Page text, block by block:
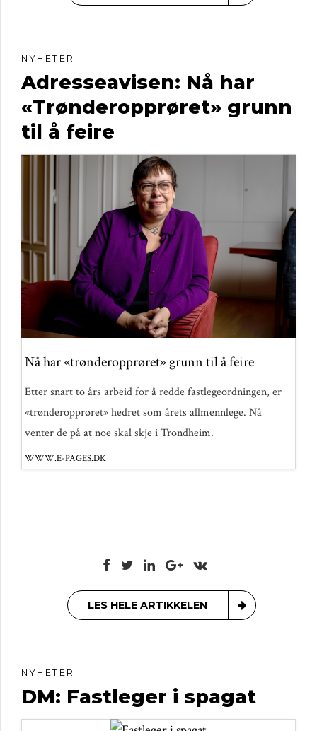
NYHETER
Adresseavisen: Nå har
«Trønderopprøret» grunn
til å feire
Nå har «trønderopprøret» grunn til å feire
Etter snart to års arbeid for å redde fastlegeordningen, er
«trønderopprøret» hedret som årets allmennlege. Nå
venter de på at noe skal skje i Trondheim.
WWW.E-PAGES.DK
LES HELE ARTIKKELEN
NYHETER
DM: Fastleger i spagat